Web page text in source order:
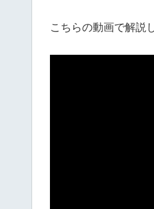
こちらの動画で解説